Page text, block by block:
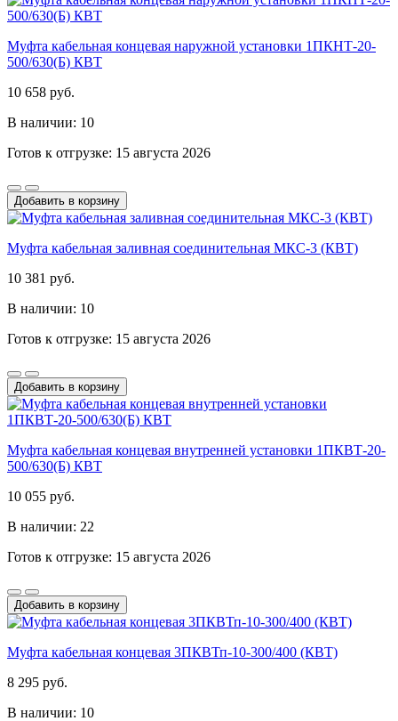
Муфта кабельная концевая наружной установки 1ПКНТ-20-
500/630(Б) КВТ
10 658 руб.
В наличии: 10
Готов к отгрузке: 15 августа 2026
Добавить в корзину
Муфта кабельная заливная соединительная МКС-3 (КВТ)
10 381 руб.
В наличии: 10
Готов к отгрузке: 15 августа 2026
Добавить в корзину
Муфта кабельная концевая внутренней установки 1ПКВТ-20-
500/630(Б) КВТ
10 055 руб.
В наличии: 22
Готов к отгрузке: 15 августа 2026
Добавить в корзину
Муфта кабельная концевая 3ПКВТп-10-300/400 (КВТ)
8 295 руб.
В наличии: 10